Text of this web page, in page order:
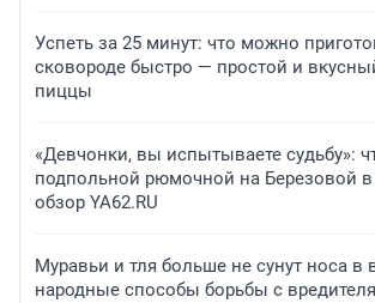
Успеть за 25 минут: что можно
сковороде быстро — простой и
пиццы
«Девчонки, вы испытываете судьбу»:
подпольной рюмочной на Березовой
обзор YA62.RU
Муравьи и тля больше не сунут носа в
народные способы борьбы с